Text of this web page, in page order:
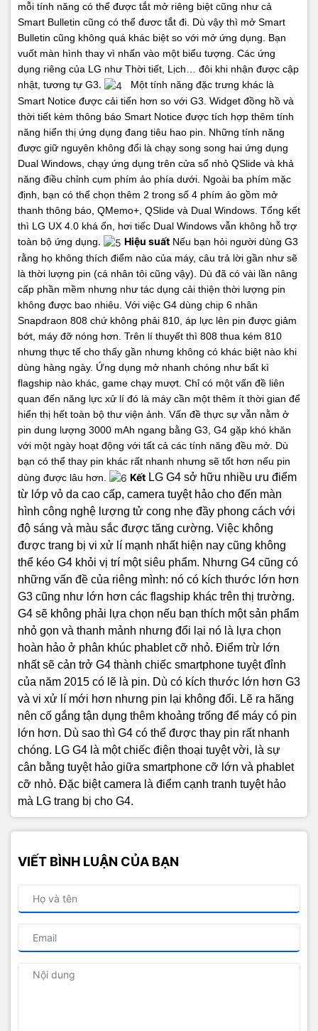
mỗi tính năng có thể được tắt mở riêng biệt cũng như cả
Smart Bulletin cũng có thể đươc tắt đi. Dù vậy thì mở Smart
Bulletin cũng không quá khác biệt so với mở ứng dụng. Bạn
vuốt màn hình thay vì nhấn vào một biểu tượng. Các ứng
dụng riêng của LG như Thời tiết, Lịch… đôi khi nhận được cập
nhật, tương tự G3.
Một tính năng đặc trưng khác là
Smart Notice được cải tiến hơn so với G3. Widget đồng hồ và
thời tiết kèm thông báo Smart Notice được tích hợp thêm tính
năng hiển thị ứng dụng đang tiêu hao pin.
Những tính năng
được giữ nguyên không đổi là chạy song song hai ứng dụng
Dual Windows, chạy ứng dụng trên cửa sổ nhỏ QSlide và khả
năng điều chỉnh cụm phím ảo phía dưới. Ngoài ba phím mặc
định, bạn có thể chọn thêm 2 trong số 4 phím ảo gồm mở
thanh thông báo, QMemo+, QSlide và Dual Windows. Tổng kết
thì LG UX 4.0 khá ổn, hơi tiếc Dual Windows vẫn không hỗ trợ
toàn bộ ứng dụng. Hiệu suất Nếu bạn hỏi người dùng G3
rằng họ không thích điểm nào của máy, câu trả lời gần như sẽ
là thời lượng pin (cá nhân tôi cũng vậy). Dù đã có vài lần nâng
cấp phần mềm nhưng như tác dụng cải thiện thời lượng pin
không được bao nhiêu. Với việc G4 dùng chip 6 nhân
Snapdraon 808 chứ không phải 810, áp lực lên pin được giảm
bớt, máy đỡ nóng hơn. Trên lí thuyết thì 808 thua kém 810
nhưng thực tế cho thấy gần nhưng không có khác biệt nào khi
dùng hàng ngày. Ứng dụng mở nhanh chóng như bất kì
flagship nào khác, game chạy mượt. Chỉ có một vấn đề liên
quan đến năng lực xử lí đó là máy cần một thêm ít thời gian để
hiển thị hết toàn bộ thư viện ảnh. Vấn đề thực sự vẫn nằm ở
pin dung lượng 3000 mAh ngang bằng G3, G4 gặp khó khăn
với một ngày hoạt động với tất cả các tính năng đều mở. Dù
bạn có thể thay pin khác rất nhanh nhưng sẽ tốt hơn nếu pin
dùng được lâu hơn.
Kết LG G4 sở hữu nhiều ưu điểm
từ lớp vỏ da cao cấp, camera tuyệt hảo cho đến màn
hình công nghệ lượng tử cong nhẹ đầy phong cách với
độ sáng và màu sắc được tăng cường. Việc không
được trang bị vi xử lí mạnh nhất hiện nay cũng không
thể kéo G4 khỏi vị trí một siêu phẩm. Nhưng G4 cũng có
những vấn đề của riêng mình: nó có kích thước lớn hơn
G3 cũng như lớn hơn các flagship khác trên thị trường.
G4 sẽ không phải lựa chọn nếu bạn thích một sản phẩm
nhỏ gọn và thanh mảnh nhưng đổi lại nó là lựa chọn
hoàn hảo ở phân khúc phablet cỡ nhỏ. Điểm trừ lớn
nhất sẽ cản trở G4 thành chiếc smartphone tuyệt đỉnh
của năm 2015 có lẽ là pin. Dù có kích thước lớn hơn G3
và vi xử lí mới hơn nhưng pin lại không đổi. Lẽ ra hãng
nên cố gắng tận dụng thêm khoảng trống để máy có pin
lớn hơn. Dù sao thì G4 có thể được thay pin rất nhanh
chóng. LG G4 là một chiếc điện thoại tuyệt vời, là sự
cân bằng tuyệt hảo giữa smartphone cỡ lớn và phablet
cỡ nhỏ. Đặc biệt camera là điểm cạnh tranh tuyệt hảo
mà LG trang bị cho G4.
VIẾT BÌNH LUẬN CỦA BẠN